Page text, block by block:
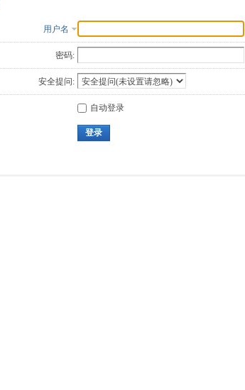
用户名
密码:
安全提问:
自动登录
登录